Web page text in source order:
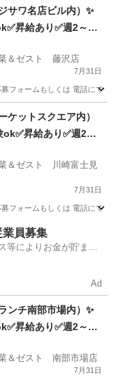
サワ名店ビル内）✨
昇給あり✅週2～ok
＆ゼスト 藤沢店
7月31日
フォームもしくは 電話にて
ットスクエア内）
ok✅昇給あり✅週2～
＆ゼスト 川崎富士見
7月31日
フォームもしくは 電話にて
業員募集
等によりお金が貯まり
Ad
ンチ南部市場内）✨
昇給あり✅週2～ok
＆ゼスト 南部市場店
7月31日